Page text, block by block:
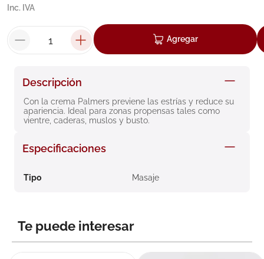
Inc. IVA
Agregar
Descripción
Con la crema Palmers previene las estrías y reduce su
apariencia. Ideal para zonas propensas tales como
vientre, caderas, muslos y busto.
Especificaciones
Tipo Masaje
Te puede interesar
cerave
7. degraler
8. roche posay
9. isdin
10.pañales